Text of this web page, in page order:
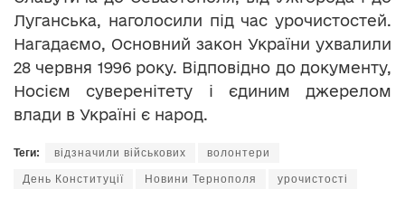
Луганська, наголосили під час урочистостей.
Нагадаємо, Основний закон України ухвалили
28 червня 1996 року. Відповідно до документу,
Носієм суверенітету і єдиним джерелом
влади в Україні є народ.
Теги: відзначили військових волонтери
День Конституції Новини Тернополя урочистості